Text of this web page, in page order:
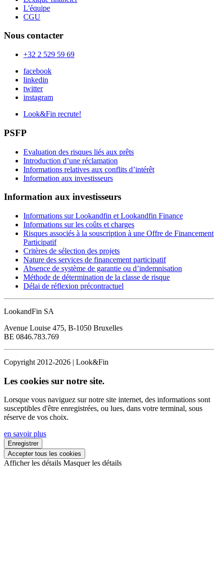
L'équipe
CGU
Nous contacter
+32 2 529 59 69
facebook
linkedin
twitter
instagram
Look&Fin recrute!
PSFP
Evaluation des risques liés aux prêts
Introduction d’une réclamation
Informations relatives aux conflits d’intérêt
Information aux investisseurs
Information aux investisseurs
Informations sur Lookandfin et Lookandfin Finance
Informations sur les coûts et charges
Risques associés à la souscription à une Offre de Financement
Participatif
Critères de sélection des projets
Nature des services de financement participatif
Absence de système de garantie ou d’indemnisation
Méthode de détermination de la classe de risque
Délai de réflexion précontractuel
LookandFin SA
Avenue Louise 475, B-1050 Bruxelles
BE 0846.783.769
Copyright 2012-2026 | Look&Fin
Les cookies sur notre site.
Lorsque vous naviguez sur notre site internet, des informations sont
susceptibles d'être enregistrées, ou lues, dans votre terminal, sous
réserve de vos choix.
en savoir plus
Enregistrer
Accepter tous les cookies
Afficher les détails Masquer les détails